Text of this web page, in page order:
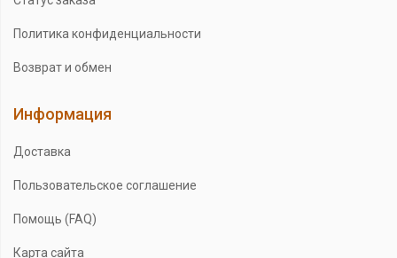
Политика конфиденциальности
Возврат и обмен
Информация
Доставка
Пользовательское соглашение
Помощь (FAQ)
Карта сайта